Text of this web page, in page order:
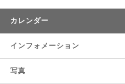
カレンダー
インフォメーション
写真